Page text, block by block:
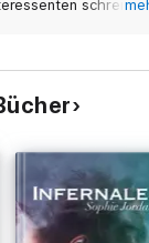
schreib
Teile genau